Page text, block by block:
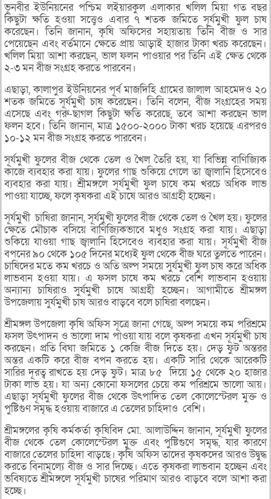
ভূনবীর ইউনিয়নের পশ্চিম লইয়ারকুল এলাকার খলিল মিয়া গত বছর
কিছুটা ক্ষতি হওয়া সত্ত্বেও এবার ৭ শতক জমিতে সূর্যমুখী ফুল চাষ
করেছেন। তিনি জানান, কৃষি অফিসের সহায়তায় তিনি বীজ ও সার
পেয়েছেন এবং বর্তমানে ক্ষেতে প্রায় আড়াই হাজার টাকা খরচ করেছেন।
খলিল মিয়া আশা করছেন, ভাল ফলন পাওয়ার পর তিনি এই ক্ষেত থেকে
২-৩ মন বীজ সংগ্রহ করতে পারবেন।
এছাড়া, কালাপুর ইউনিয়নের পূর্ব মাজদিহি গ্রামের জালাল আহমেদও ২০
শতক জমিতে সূর্যমুখী চাষ করেছেন। তিনি বলেন, বীজ সংগ্রহের সময়
এসেছে এবং গরু-ছাগল কিছুটা ক্ষতি করেছে, তবে আশা করছেন ভাল
ফলন হবে। তিনি জানান, মাত্র ১৫০০-২০০০ টাকা খরচ হয়েছে এরপরও
১০-১২ মন বীজ সংগ্রহ করতে পারবেন।
সূর্যমুখী ফুলের বীজ থেকে তেল ও খৈল তৈরি হয়, যা বিভিন্ন বাণিজ্যিক
কাজে ব্যবহার করা যায়। ফুলের গাছ শুকিয়ে গেলে তা জ্বালানি হিসেবেও
ব্যবহার করা যায়। শ্রীমঙ্গলে সূর্যমুখী ফুল চাষে কম খরচে অধিক লাভ
পাওয়া যাচ্ছে, ফলে কৃষকরা এই চাষে আরও আগ্রহী হচ্ছেন।
সূর্যমুখী চাষিরা জানান, সূর্যমুখী ফুলের বীজ থেকে তেল ও খৈল হয়। ফুলের
ক্ষেতে মৌচাক বসিয়ে বাণিজ্যিকভাবে মধুও সংগ্রহ করা যায়। এছাড়া
শুকিয়ে যাওয়া গাছ জ্বালানি হিসেবেও ব্যবহার করা যায়। সূর্যমুখী বীজ
বপনের ৯০ থেকে ১০৫ দিনের মধ্যেই ফুল থেকে বীজ ঘরে তুলতে পারেন।
চাষিদের মতে কম খরচে ও অতি অল্প সময়ে সুর্যমুখী ফুল চাষ করে অধিক
লাভবান হওয়া যায়। এ ফসল চাষে কম খরচে বেশি লাভবান হওয়ায়
অন্যান্য চাষিরাও সুর্যমুখী চাষে আগ্রহী হচ্ছেন। আগামীতে শ্রীমঙ্গল
উপজেলায় সুর্যমুখী চাষ আরও বাড়বে বলে চাষিরা বলছেন।
শ্রীমঙ্গল উপজেলা কৃষি অফিস সূত্রে জানা গেছে, অল্প সময়ে কম পরিশ্রমে
ফসল উৎপাদন ও ভালো দাম পাওয়া যায় বলে কৃষকরা এখন সূর্যমুখী চাষ
করছেন। প্রতি বিঘা জমিতে ১ কেজি বীজ দিতে হয়। দেড় ফুট অন্তরর
অন্তর একটি করে বীজ বপন করতে হয়। একটি সারি থেকে আরেকটি
সারির দূরত্ব রাখতে হয় দেড় ফুট। মাত্র ৮৫ দিয়ে ১৫ থেকে ২০ হাজার
টাকা লাভ হয়। যা অন্য কোনো ফসলের চেয়ে কম পরিশ্রমে ভালো আয়।
এছাড়া সূর্যমুখী ফুলের বীজ থেকে উৎপাদিত তেল কোলেস্টেরল মুক্ত ও
পুষ্টিগুণ সমৃদ্ধ হওয়ায় বাজারে এ তেলের চাহিদাও বেশি।
শ্রীমঙ্গলের কৃষি কর্মকর্তা কৃষিবিদ মো. আলাউদ্দিন জানান, সূর্যমুখী ফুলের
বীজ থেকে তেল কোলেস্টেরল মুক্ত এবং পুষ্টিগুণে সমৃদ্ধ, যার কারণে
বাজারে তেলের চাহিদা বাড়ছে। কৃষি অফিস তাদের কৃষকদের আরও উদ্বুদ্ধ
করতে বিনামূল্যে বীজ ও সার দিচ্ছে। এতে কৃষকরা লাভবান হচ্ছেন এবং
ভবিষ্যতে শ্রীমঙ্গলে সূর্যমুখী চাষের পরিমাণ আরও বাড়বে বলে আশা করা
হচ্ছে।